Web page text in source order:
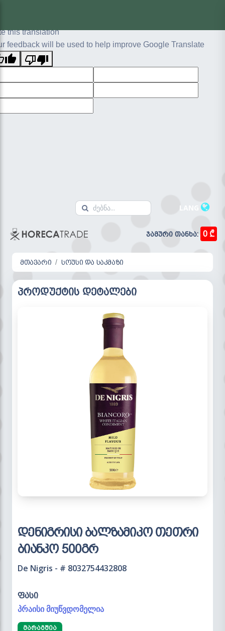
this translation
feedback will be used to help improve Google Translate
LANG
ჯამური თანხა: 0 ₾
მთავარი სოუსი და საკმაზი
პროდუქტის დეტალები
დენიგრისი ბალზამიკო თეთრი
ბიანკო 500გრ
De Nigris - # 8032754432808
ფასი
პრაისი მიუწვდომელია
ᲛᲐᲠᲐᲒᲨᲘᲐ